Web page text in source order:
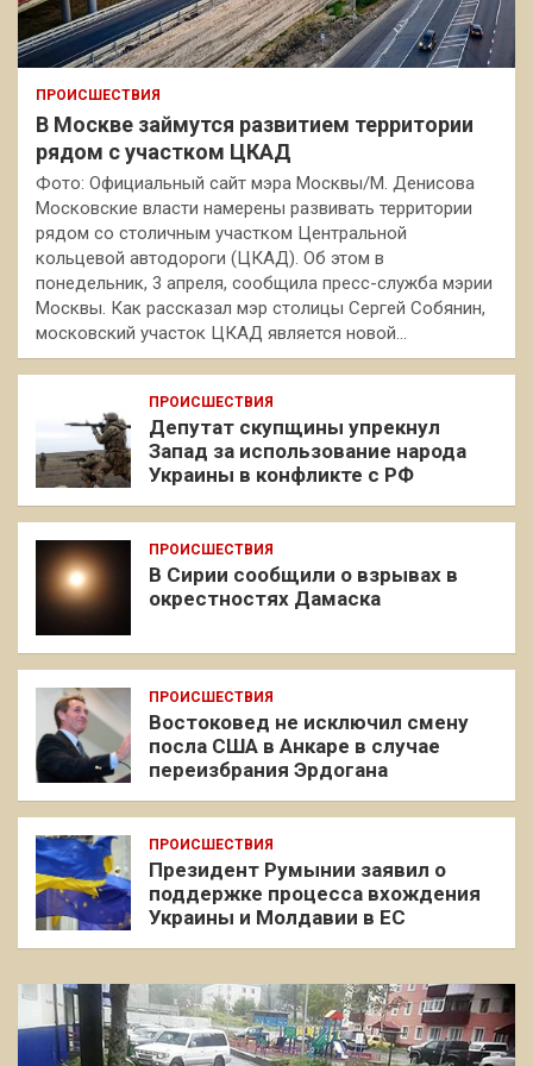
ПРОИСШЕСТВИЯ
В Москве займутся развитием территории
рядом с участком ЦКАД
Фото: Официальный сайт мэра Москвы/М. Денисова
Московские власти намерены развивать территории
рядом со столичным участком Центральной
кольцевой автодороги (ЦКАД). Об этом в
понедельник, 3 апреля, сообщила пресс-служба мэрии
Москвы. Как рассказал мэр столицы Сергей Собянин,
московский участок ЦКАД является новой…
ПРОИСШЕСТВИЯ
Депутат скупщины упрекнул
Запад за использование народа
Украины в конфликте с РФ
ПРОИСШЕСТВИЯ
В Сирии сообщили о взрывах в
окрестностях Дамаска
ПРОИСШЕСТВИЯ
Востоковед не исключил смену
посла США в Анкаре в случае
переизбрания Эрдогана
ПРОИСШЕСТВИЯ
Президент Румынии заявил о
поддержке процесса вхождения
Украины и Молдавии в ЕС